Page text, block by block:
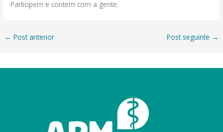
Participem e contem com a gente.
← Post anterior Post seguinte →